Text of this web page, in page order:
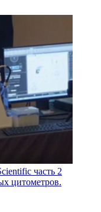
часть 2
цитометров.